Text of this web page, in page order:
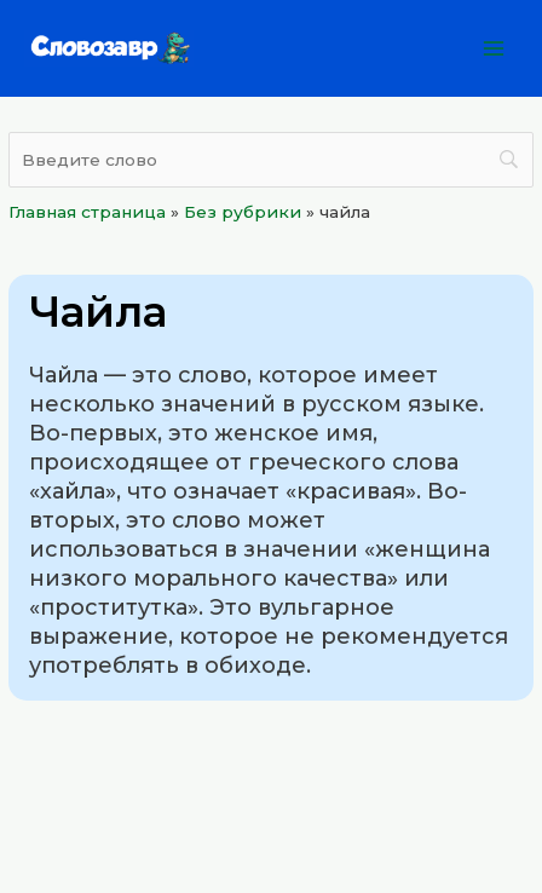
Главная страница » Без рубрики »чайла
Чайла
Чайла — это слово, которое имеет
несколько значений в русском языке.
Во-первых, это женское имя,
происходящее от греческого слова
«хайла», что означает «красивая». Во-
вторых, это слово может
использоваться в значении «женщина
низкого морального качества» или
«проститутка». Это вульгарное
выражение, которое не рекомендуется
употреблять в обиходе.